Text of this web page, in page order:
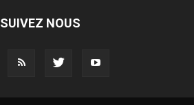
SUIVEZ NOUS